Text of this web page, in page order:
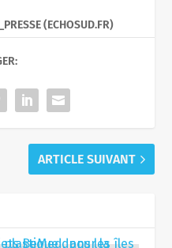
(ECHOSUD.FR)
ARTICLE SUIVANT